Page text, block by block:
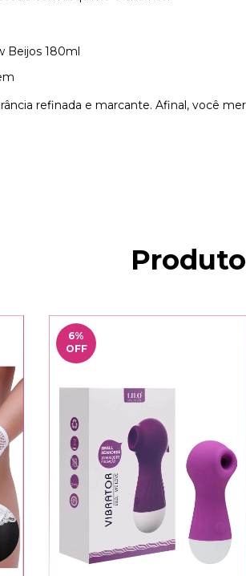
Beijos 180ml
refinada e marcante. Afinal, você
6%
OFF